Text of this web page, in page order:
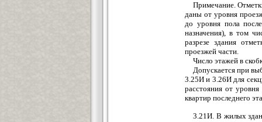
Примечание.
даны от уровня
до уровня пола
назначения), в том
разрезе здания
проезжей части.
Число этажей в
Допускается при
3.25И и 3.26И для
расстояния от
квартир последнего
3.21И. В жилых